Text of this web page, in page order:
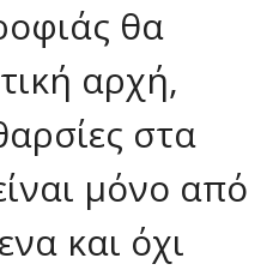
θα
αρχή,
στα
μόνο από
και όχι